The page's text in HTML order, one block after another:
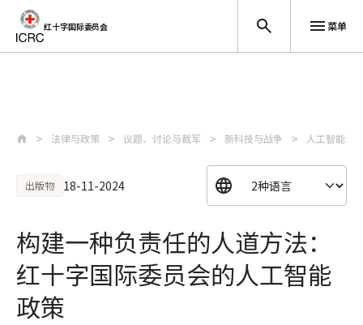
红十字国际委员会 菜单
法律与政策 议题、讨论与裁军 新科技与战争 人工智能
出版物 18-11-2024
构建一种负责任的人道方法：
红十字国际委员会的人工智能
政策